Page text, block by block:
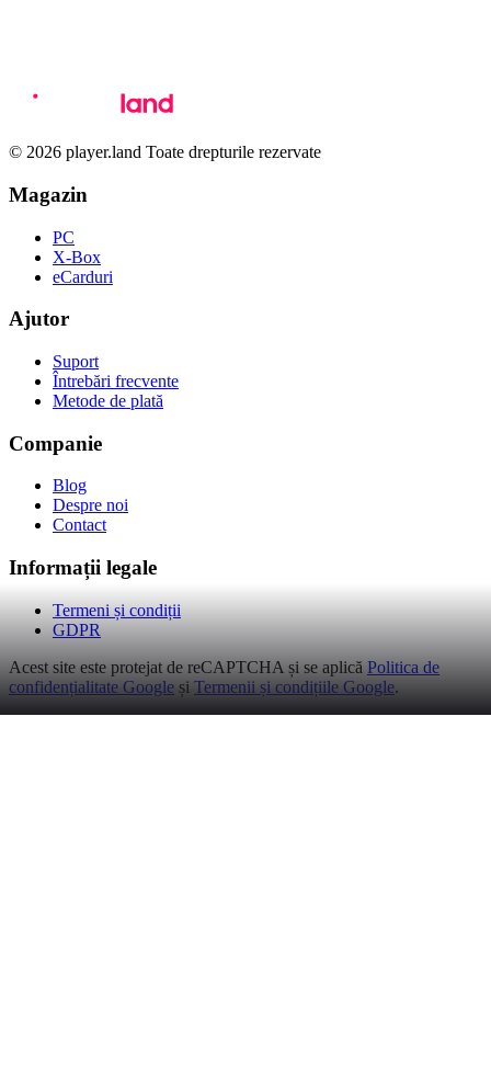
© 2026 player.land Toate drepturile rezervate
Magazin
PC
X-Box
eCarduri
Ajutor
Suport
Întrebări frecvente
Metode de plată
Companie
Blog
Despre noi
Contact
Informații legale
Termeni și condiții
GDPR
Acest site este protejat de reCAPTCHA și se aplică Politica de
confidențialitate Google și Termenii și condițiile Google.